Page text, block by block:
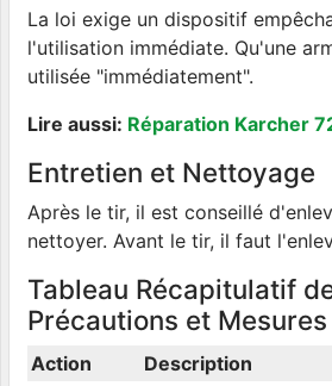
La loi exige un dispositif
l'utilisation immédiate. Qu'une
utilisée "immédiatement".
Lire aussi: Réparation Karcher
Entretien et Nettoyage
Après le tir, il est conseillé
nettoyer. Avant le tir, il faut
Tableau Récapitulatif
Précautions et
Action Description